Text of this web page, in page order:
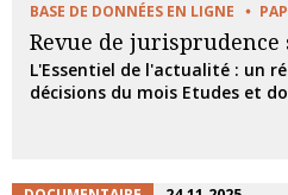
BASE DE DONNÉES EN LIGNE
Revue de jurisprudence
L'Essentiel de l'actualité : un
décisions du mois Etudes et